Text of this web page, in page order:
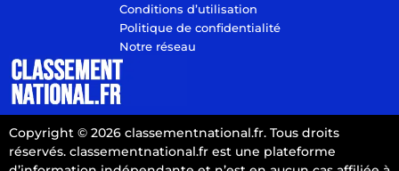
Conditions d’utilisation
Politique de confidentialité
Notre réseau
Copyright © 2026 classementnational.fr. Tous droits
réservés. classementnational.fr est une plateforme